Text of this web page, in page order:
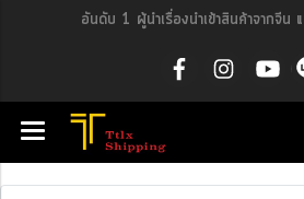
อันดับ 1 ผู้นำเรื่องนำเข้าสินค้าจากจีน